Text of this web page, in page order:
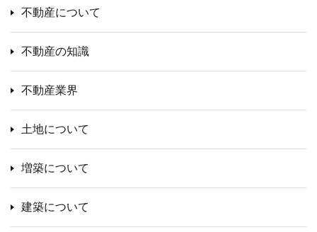
不動産について
不動産の知識
不動産業界
土地について
増築について
建築について